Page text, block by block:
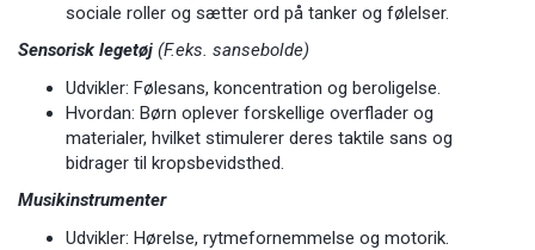
sociale roller og sætter ord på tanker og følelser.
Sensorisk legetøj (F.eks. sansebolde)
Udvikler: Følesans, koncentration og beroligelse.
Hvordan: Børn oplever forskellige overflader og
materialer, hvilket stimulerer deres taktile sans og
bidrager til kropsbevidsthed.
Musikinstrumenter
Udvikler: Hørelse, rytmefornemmelse og motorik.